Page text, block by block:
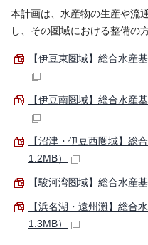
本計画は、水産物の生産や流
し、その圏域における整備の
【伊豆東圏域】総合水産
【伊豆南圏域】総合水産
【沼津・伊豆西圏域】総
1.2MB）
【駿河湾圏域】総合水産
【浜名湖・遠州灘】総合
1.3MB）